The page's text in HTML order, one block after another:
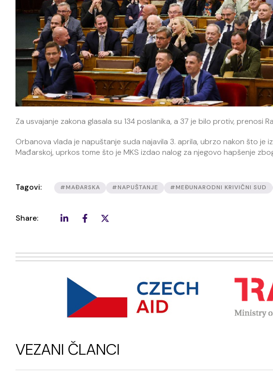
Za usvajanje zakona glasala su 134 poslanika, a 37 je bilo protiv, prenosi
Orbanova vlada je napuštanje suda najavila 3. aprila, ubrzo nakon što je
Mađarskoj, uprkos tome što je MKS izdao nalog za njegovo hapšenje
Tagovi: #MAĐARSKA #NAPUŠTANJE #MEĐUNARODNI KRIVIČNI SUD
Share:
VEZANI ČLANCI